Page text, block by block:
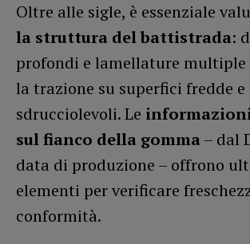
Oltre alle sigle, è essenziale
la struttura del battistrada:
profondi e lamellature multiple
la trazione su superfici fredde e
sdrucciolevoli. Le
sul fianco della gomma– dal
data di produzione – offrono
elementi per verificare
conformità.